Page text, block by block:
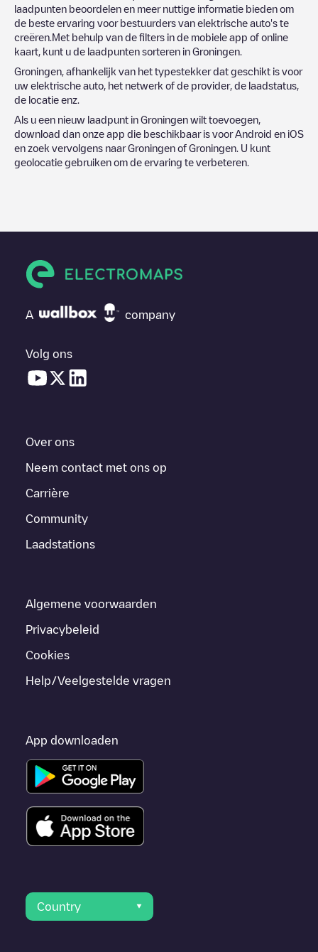
laadpunten beoordelen en meer nuttige informatie bieden om
de beste ervaring voor bestuurders van elektrische auto's te
creëren.Met behulp van de filters in de mobiele app of online
kaart, kunt u de laadpunten sorteren in Groningen
Groningen , afhankelijk van het typestekker dat geschikt is voor
uw elektrische auto, het netwerk of de provider, de laadstatus,
de locatie enz.
Als u een nieuw laadpunt in Groningen wilt toevoegen,
download dan onze app die beschikbaar is voor Android en iOS
en zoek vervolgens naarGroningen of Groningen . U kunt
geolocatie gebruiken om de ervaring te verbeteren.
A company
Volg ons
Over ons
Neem contact met ons op
Carrière
Community
Laadstations
Algemene voorwaarden
Privacybeleid
Cookies
Help/Veelgestelde vragen
App downloaden
Country